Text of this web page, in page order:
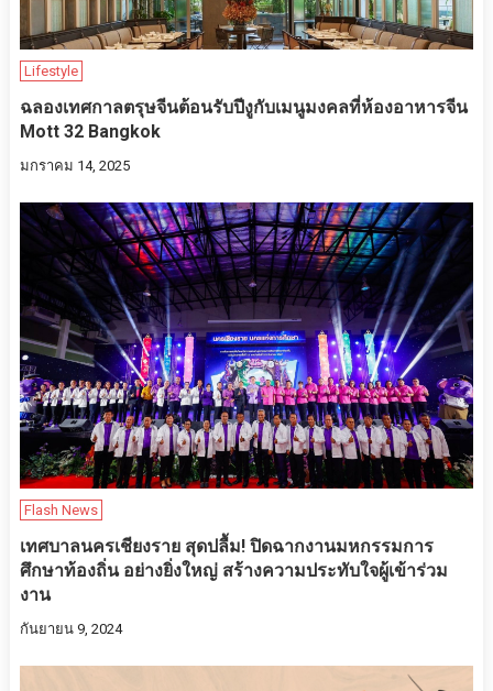
Lifestyle
ฉลองเทศกาลตรุษจีนต้อนรับปีงูกับเมนูมงคลที่ห้องอาหารจีน
Mott 32 Bangkok
มกราคม 14, 2025
Flash News
เทศบาลนครเชียงราย สุดปลื้ม! ปิดฉากงานมหกรรมการ
ศึกษาท้องถิ่น อย่างยิ่งใหญ่ สร้างความประทับใจผู้เข้าร่วม
งาน
กันยายน 9, 2024